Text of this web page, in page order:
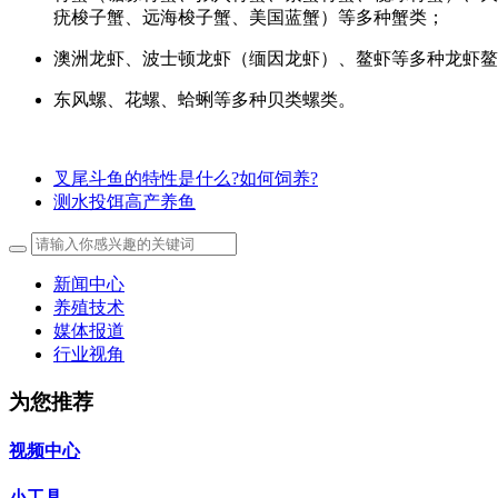
疣梭子蟹、远海梭子蟹、美国蓝蟹）等多种蟹类；
澳洲龙虾、波士顿龙虾（缅因龙虾）、鳌虾等多种龙虾
东风螺、花螺、蛤蜊等多种贝类螺类。
叉尾斗鱼的特性是什么?如何饲养?
测水投饵高产养鱼
新闻中心
养殖技术
媒体报道
行业视角
为您推荐
视频中心